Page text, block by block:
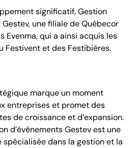
significatif, Gestion
Gestev, une filiale de Québecor
Evenma, qui a ainsi acquis les
Festivent et des Festibières.
marque un moment
entreprises et promet des
de croissance et d’expansion.
d’événements Gestev est une
dans la gestion et la